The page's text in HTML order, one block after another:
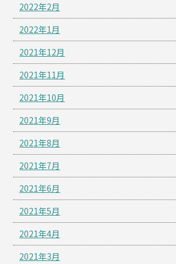
2022年2月
2022年1月
2021年12月
2021年11月
2021年10月
2021年9月
2021年8月
2021年7月
2021年6月
2021年5月
2021年4月
2021年3月